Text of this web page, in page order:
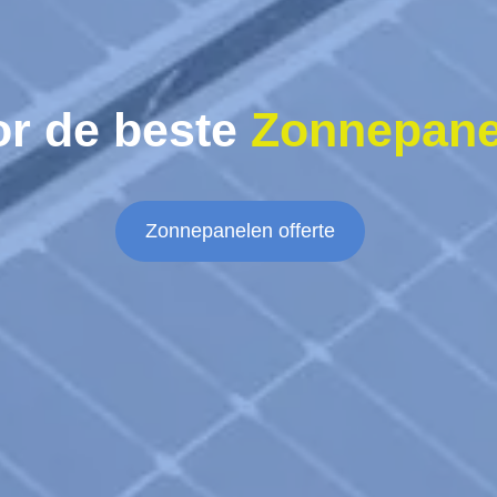
de beste
Zonnepanelen offerte